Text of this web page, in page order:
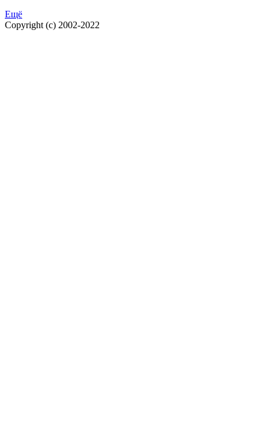
Ещё
Copyright (c) 2002-2022